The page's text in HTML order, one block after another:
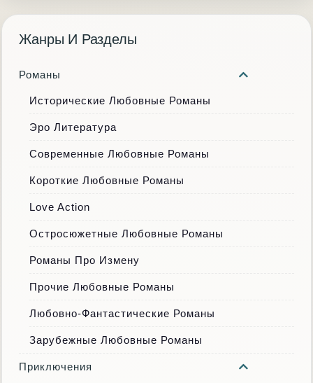
Жанры И Разделы
Романы
Исторические Любовные Романы
Эро Литература
Современные Любовные Романы
Короткие Любовные Романы
Love Action
Остросюжетные Любовные Романы
Романы Про Измену
Прочие Любовные Романы
Любовно-Фантастические Романы
Зарубежные Любовные Романы
Приключения